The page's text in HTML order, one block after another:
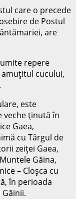
care o precede
de Postul
are
repere
cucului,
este
veche ţinută în
Gaea,
cu Târgul de
zeiţei Gaea,
Găina,
– Cloşca cu
în perioada